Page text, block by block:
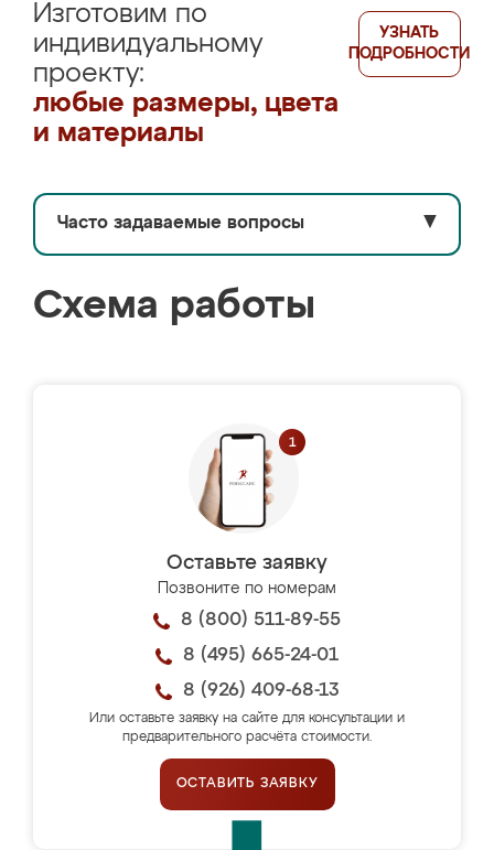
Изготовим по
индивидуальному
проекту:
любые размеры, цвета
и материалы
УЗНАТЬ
ПОДРОБНОСТИ
Часто задаваемые вопросы ▼
Схема работы
Оставьте заявку
Позвоните по номерам
8 (800) 511-89-55
8 (495) 665-24-01
8 (926) 409-68-13
Или оставьте заявку на сайте для консультации и
предварительного расчёта стоимости.
ОСТАВИТЬ ЗАЯВКУ